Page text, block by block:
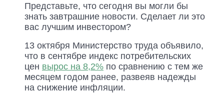
Представьте, что сегодня вы могли бы
знать завтрашние новости. Сделает ли это
вас лучшим инвестором?
13 октября Министерство труда объявило,
что в сентябре индекс потребительских
цен вырос на 8,2% по сравнению с тем же
месяцем годом ранее, развеяв надежды
на снижение инфляции.